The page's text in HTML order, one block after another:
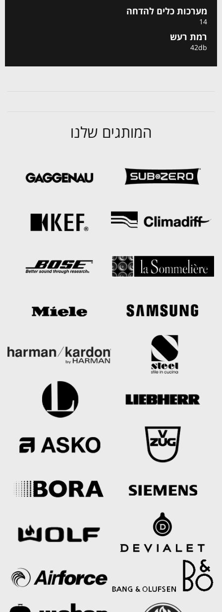
מערכות כלים להדחה
14
רמת רעש
42db
המותגים שלנו